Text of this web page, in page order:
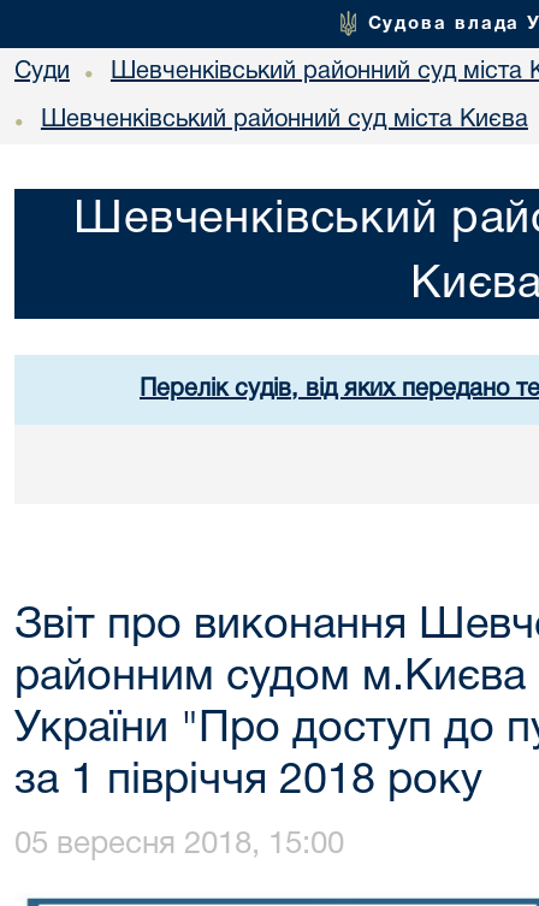
Судова влада
Суди • Шевченківський районний суд міста
• Шевченківський районний суд міста Києва
Шевченківський
Перелік судів, від яких передано
Звіт про виконання
районним судом м.Києва
України "Про доступ до
за 1 півріччя 2018 року
05 вересня 2018, 15:00